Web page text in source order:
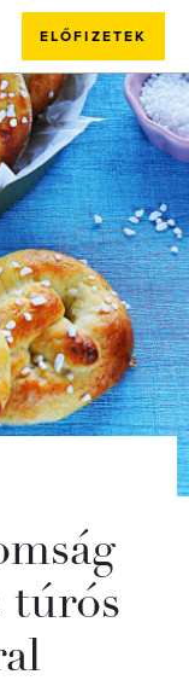
ELŐFIZETEK
túrós